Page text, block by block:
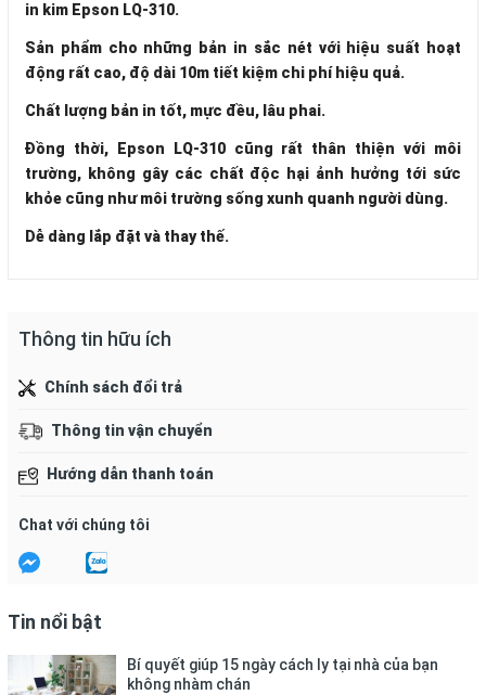
in kim Epson LQ-310.
Sản phẩm cho những bản in sắc nét với hiệu suất hoạt
động rất cao, độ dài 10m tiết kiệm chi phí hiệu quả.
Chất lượng bản in tốt, mực đều, lâu phai.
Đồng thời, Epson LQ-310 cũng rất thân thiện với môi
trường, không gây các chất độc hại ảnh hưởng tới sức
khỏe cũng như môi trường sống xunh quanh người dùng.
Dễ dàng lắp đặt và thay thế.
Thông tin hữu ích
Chính sách đổi trả
Thông tin vận chuyển
Hướng dẫn thanh toán
Chat với chúng tôi
Tin nổi bật
Bí quyết giúp 15 ngày cách ly tại nhà của bạn
không nhàm chán